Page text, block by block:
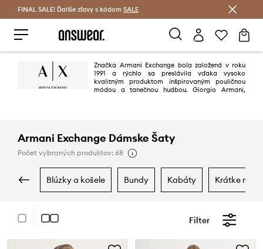
Šetrite s Answear Club >
FINAL SALE! Ďalšie zľavy s kódom SALE
Značka Armani Exchange bola založená v roku
1991 a rýchlo sa preslávila vďaka vysoko
kvalitným produktom inšpirovaným pouličnou
módou a tanečnou hudbou. Giorgio Armani,
Armani Exchange Dámske Šaty
Počet vybraných produktov: 68
blúzky a košele bundy kabáty krátke
Filter